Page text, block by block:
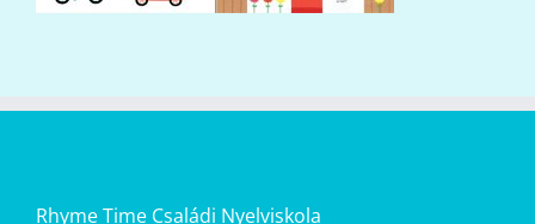
Rhyme Time Családi Nyelviskola